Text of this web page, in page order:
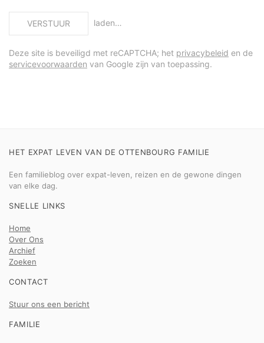
VERSTUUR laden…
Deze site is beveiligd met reCAPTCHA; het privacybeleid en de
servicevoorwaarden van Google zijn van toepassing.
HET EXPAT LEVEN VAN DE OTTENBOURG FAMILIE
Een familieblog over expat-leven, reizen en de gewone dingen
van elke dag.
SNELLE LINKS
Home
Over Ons
Archief
Zoeken
CONTACT
Stuur ons een bericht
FAMILIE